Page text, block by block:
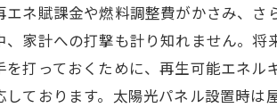
エネ賦課金や燃料調整費がかさみ、
、家計への打撃も計り知れません。
を打っておくために、再生可能エネ
しております。太陽光パネル設置時は